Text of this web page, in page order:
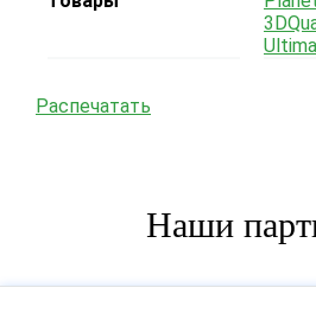
Распечатать
Наши